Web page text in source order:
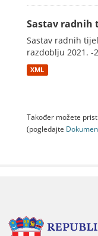
Sastav radnih
Sastav radnih
razdoblju 2021. -
XML
Također možete
(pogledajte